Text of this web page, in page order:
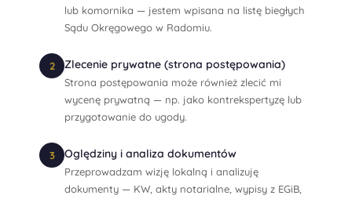
lub komornika — jestem wpisana na listę biegłych
Sądu Okręgowego w Radomiu.
2 Zlecenie prywatne (strona postępowania)
Strona postępowania może również zlecić mi
wycenę prywatną — np. jako kontrekspertyzę lub
przygotowanie do ugody.
3 Oględziny i analiza dokumentów
Przeprowadzam wizję lokalną i analizuję
dokumenty — KW, akty notarialne, wypisy z EGiB,